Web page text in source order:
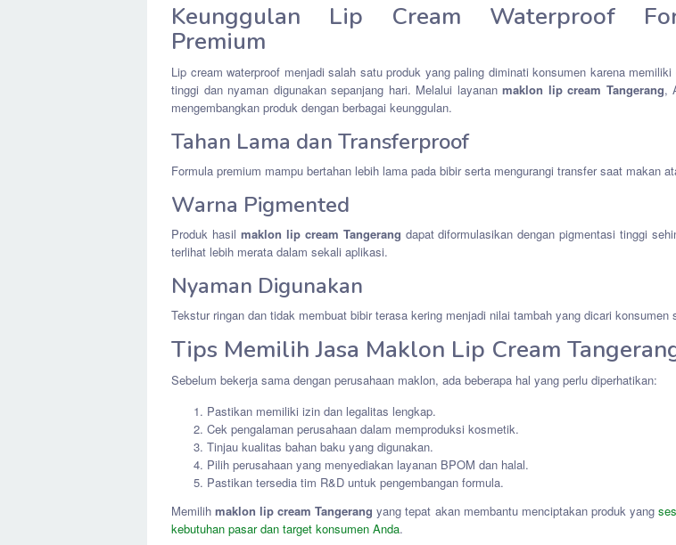
Keunggulan Lip Cream Waterproof
Premium
Lip cream waterproof menjadi salah satu produk yang paling diminati konsumen karena memiliki
tinggi dan nyaman digunakan sepanjang hari. Melalui layananmaklon lip cream Tangerang,
mengembangkan produk dengan berbagai keunggulan.
Tahan Lama dan Transferproof
Formula premium mampu bertahan lebih lama pada bibir serta mengurangi transfer saat makan
Warna Pigmented
Produk hasil maklon lip cream Tangerang dapat diformulasikan dengan pigmentasi tinggi
terlihat lebih merata dalam sekali aplikasi.
Nyaman Digunakan
Tekstur ringan dan tidak membuat bibir terasa kering menjadi nilai tambah yang dicari konsumen
Tips Memilih Jasa Maklon Lip Cream
Sebelum bekerja sama dengan perusahaan maklon, ada beberapa hal yang perlu diperhatikan:
Pastikan memiliki izin dan legalitas lengkap.
Cek pengalaman perusahaan dalam memproduksi kosmetik.
Tinjau kualitas bahan baku yang digunakan.
Pilih perusahaan yang menyediakan layanan BPOM dan halal.
Pastikan tersedia tim R&D untuk pengembangan formula.
Memilihmaklon lip cream Tangerang yang tepat akan membantu menciptakan produk yang
kebutuhan pasar dan target konsumen Anda.